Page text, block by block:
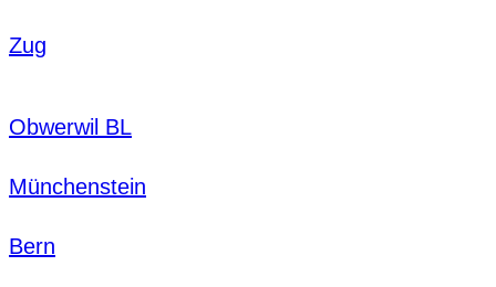
Zug
Obwerwil BL
Münchenstein
Bern